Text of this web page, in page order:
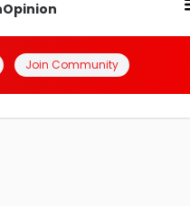
Opinion
Join Community